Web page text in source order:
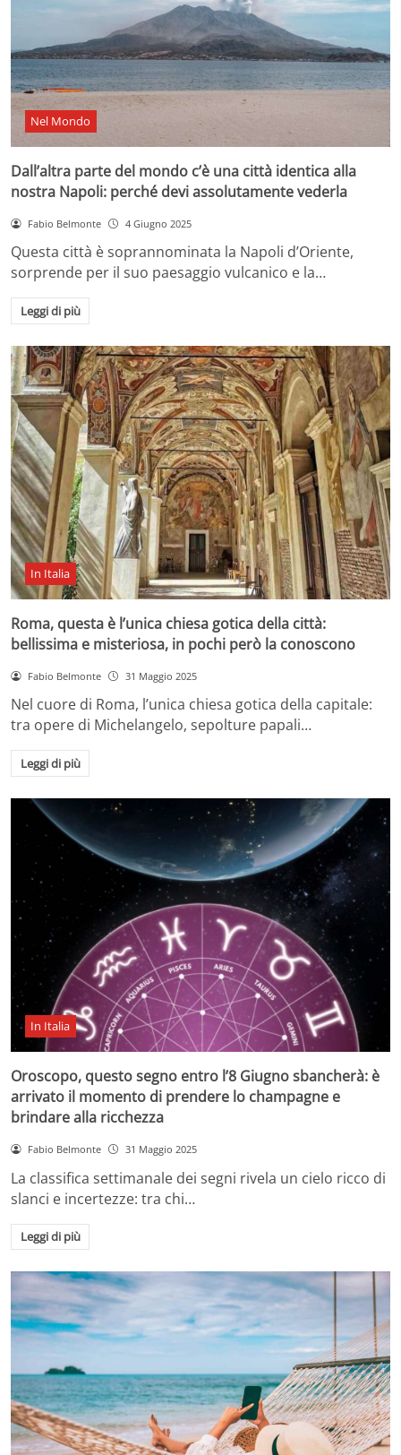
Nel Mondo
Dall’altra parte del mondo c’è una città identica alla
nostra Napoli: perché devi assolutamente vederla
Fabio Belmonte 4 Giugno 2025
Questa città è soprannominata la Napoli d’Oriente,
sorprende per il suo paesaggio vulcanico e la…
Leggi di più
In Italia
Roma, questa è l’unica chiesa gotica della città:
bellissima e misteriosa, in pochi però la conoscono
Fabio Belmonte 31 Maggio 2025
Nel cuore di Roma, l’unica chiesa gotica della capitale:
tra opere di Michelangelo, sepolture papali…
Leggi di più
In Italia
Oroscopo, questo segno entro l’8 Giugno sbancherà: è
arrivato il momento di prendere lo champagne e
brindare alla ricchezza
Fabio Belmonte 31 Maggio 2025
La classifica settimanale dei segni rivela un cielo ricco di
slanci e incertezze: tra chi…
Leggi di più